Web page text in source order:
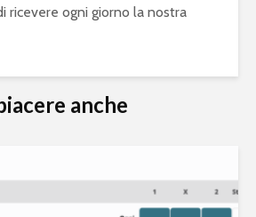
ricevere ogni giorno la nostra
anche